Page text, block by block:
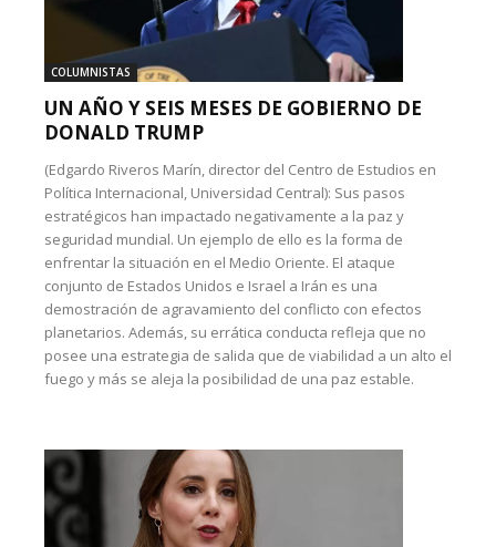
COLUMNISTAS
UN AÑO Y SEIS MESES DE GOBIERNO DE
DONALD TRUMP
(Edgardo Riveros Marín, director del Centro de Estudios en
Política Internacional, Universidad Central): Sus pasos
estratégicos han impactado negativamente a la paz y
seguridad mundial. Un ejemplo de ello es la forma de
enfrentar la situación en el Medio Oriente. El ataque
conjunto de Estados Unidos e Israel a Irán es una
demostración de agravamiento del conflicto con efectos
planetarios. Además, su errática conducta refleja que no
posee una estrategia de salida que de viabilidad a un alto el
fuego y más se aleja la posibilidad de una paz estable.